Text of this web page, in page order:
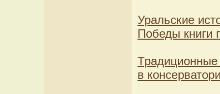
Уральские
Победы книги
Традиционные
в